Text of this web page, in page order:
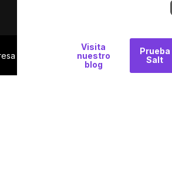
Visita
nuestro
blog
Prueba
Salt